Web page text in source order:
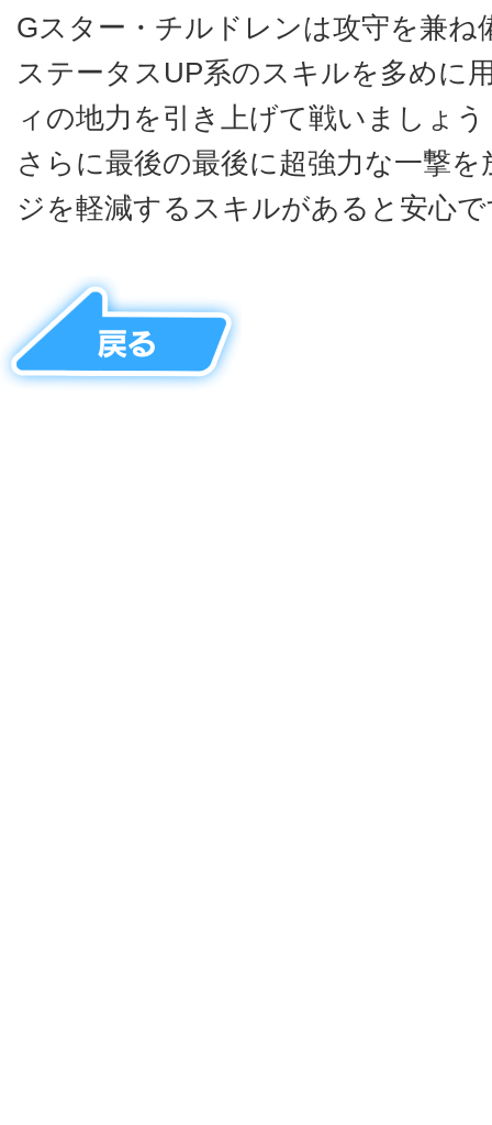
Gスター・チルドレンは攻守を兼ね
ステータスUP系のスキルを多めに
ィの地力を引き上げて戦いましょう
さらに最後の最後に超強力な一撃
ジを軽減するスキルがあると安心で